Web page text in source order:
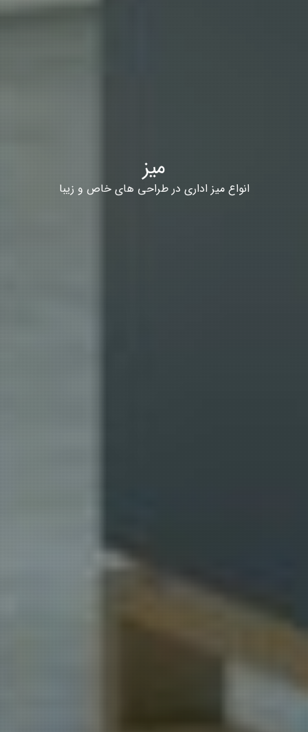
میز
انواع میز اداری در طراحی های خاص و زیبا